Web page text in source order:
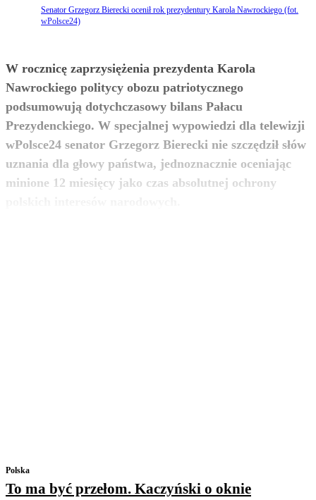
Senator Grzegorz Bierecki ocenił rok prezydentury Karola Nawrockiego (fot.
wPolsce24)
W rocznicę zaprzysiężenia prezydenta Karola
Nawrockiego politycy obozu patriotycznego
podsumowują dotychczasowy bilans Pałacu
Prezydenckiego. W specjalnej wypowiedzi dla telewizji
wPolsce24 senator Grzegorz Bierecki nie szczędził słów
uznania dla głowy państwa, jednoznacznie oceniając
minione 12 miesięcy jako czas absolutnej ochrony
Polska
To ma być przełom. Kaczyński o oknie